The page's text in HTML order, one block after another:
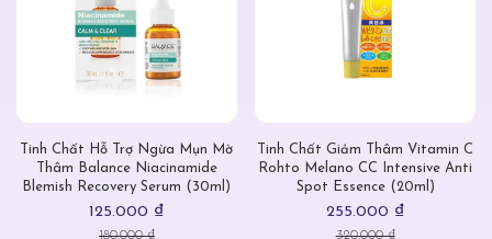
Tinh Chất Hỗ Trợ Ngừa Mụn Mờ
Thâm Balance Niacinamide
Blemish Recovery Serum (30ml)
125.000 ₫
180.000 ₫
Tinh Chất Giảm Thâm Vitamin C
Rohto Melano CC Intensive Anti
Spot Essence (20ml)
255.000 ₫
320.000 ₫